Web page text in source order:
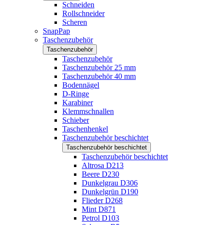
Schneiden
Rollschneider
Scheren
SnapPap
Taschenzubehör
Taschenzubehör
Taschenzubehör
Taschenzubehör 25 mm
Taschenzubehör 40 mm
Bodennägel
D-Ringe
Karabiner
Klemmschnallen
Schieber
Taschenhenkel
Taschenzubehör beschichtet
Taschenzubehör beschichtet
Taschenzubehör beschichtet
Altrosa D213
Beere D230
Dunkelgrau D306
Dunkelgrün D190
Flieder D268
Mint D871
Petrol D103